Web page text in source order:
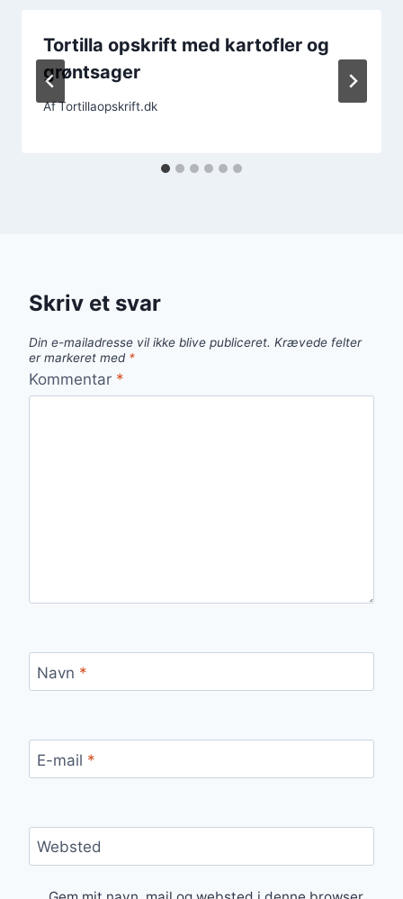
Tortilla opskrift med kartofler og
grøntsager
AfTortillaopskrift.dk
Skriv et svar
Din e-mailadresse vil ikke blive publiceret. Krævede felter
er markeret med *
Kommentar *
Navn *
E-mail *
Websted